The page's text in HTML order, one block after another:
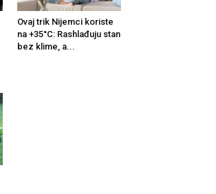
Ovaj trik Nijemci koriste
na +35°C: Rashlađuju stan
bez klime, a...